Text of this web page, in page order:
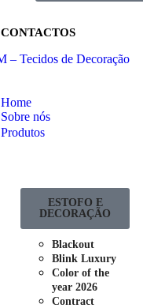
CONTACTOS
Home
Sobre nós
Produtos
ESTOFO E
DECORAÇÃO
Blackout
Blink Luxury
Color of the
year 2026
Contract